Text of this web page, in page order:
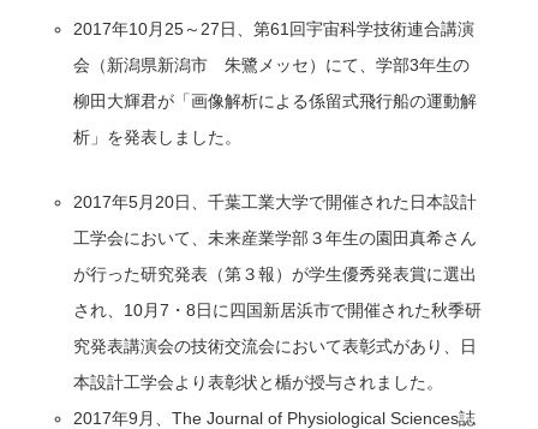
2017年10月25～27日、第61回宇宙科学技術連合講演
会（新潟県新潟市 朱鷺メッセ）にて、学部3年生の
柳田大輝君が「画像解析による係留式飛行船の運動解
析」を発表しました。
2017年5月20日、千葉工業大学で開催された日本設計
工学会において、未来産業学部３年生の園田真希さん
が行った研究発表（第３報）が学生優秀発表賞に選出
され、10月7・8日に四国新居浜市で開催された秋季研
究発表講演会の技術交流会において表彰式があり、日
本設計工学会より表彰状と楯が授与されました。
2017年9月、The Journal of Physiological Sciences誌